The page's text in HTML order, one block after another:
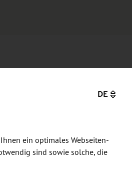
DE
ein optimales Webseiten-
sind sowie solche, die